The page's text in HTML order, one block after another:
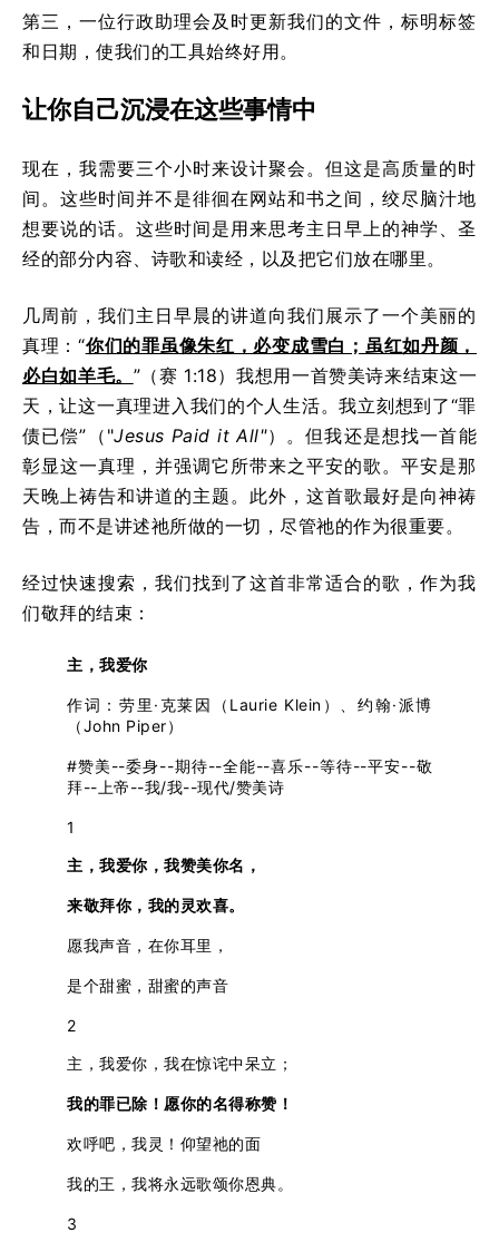
第三，一位行政助理会及时更新我们的文件，标明标签
和日期，使我们的工具始终好用。
让你自己沉浸在这些事情中
现在，我需要三个小时来设计聚会。但这是高质量的时
间。这些时间并不是徘徊在网站和书之间，绞尽脑汁地
想要说的话。这些时间是用来思考主日早上的神学、圣
经的部分内容、诗歌和读经，以及把它们放在哪里。
几周前，我们主日早晨的讲道向我们展示了一个美丽的
真理：“你们的罪虽像朱红，必变成雪白；虽红如丹颜，
必白如羊毛。 ”（赛 1:18）我想用一首赞美诗来结束这一
天，让这一真理进入我们的个人生活。我立刻想到了“罪
债已偿”（"Jesus Paid it All"）。但我还是想找一首能
彰显这一真理，并强调它所带来之平安的歌。平安是那
天晚上祷告和讲道的主题。此外，这首歌最好是向神祷
告，而不是讲述祂所做的一切，尽管祂的作为很重要。
经过快速搜索，我们找到了这首非常适合的歌，作为我
们敬拜的结束：
主，我爱你
作词：劳里·克莱因（Laurie Klein）、约翰·派博
（John Piper）
#赞美--委身--期待--全能--喜乐--等待--平安--敬
拜--上帝--我/我--现代/赞美诗
1
主，我爱你，我赞美你名，
来敬拜你，我的灵欢喜。
愿我声音，在你耳里，
是个甜蜜，甜蜜的声音
2
主，我爱你，我在惊诧中呆立；
我的罪已除！愿你的名得称赞！
欢呼吧，我灵！仰望祂的面
我的王，我将永远歌颂你恩典。
3